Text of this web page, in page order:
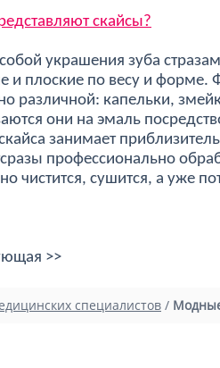
скайсы?
украшения зуба
и плоские по весу и форме.
различной: капельки,
они на эмаль
занимает
профессионально
чистится, сушится, а уже
>>
специалистов /